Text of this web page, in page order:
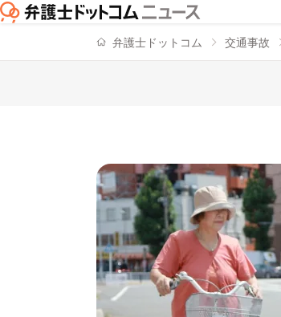
弁護士ドットコム 交通事故